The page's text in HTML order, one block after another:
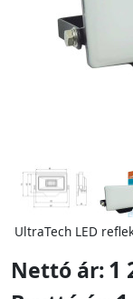
UltraTech LED
Nettó ár:1